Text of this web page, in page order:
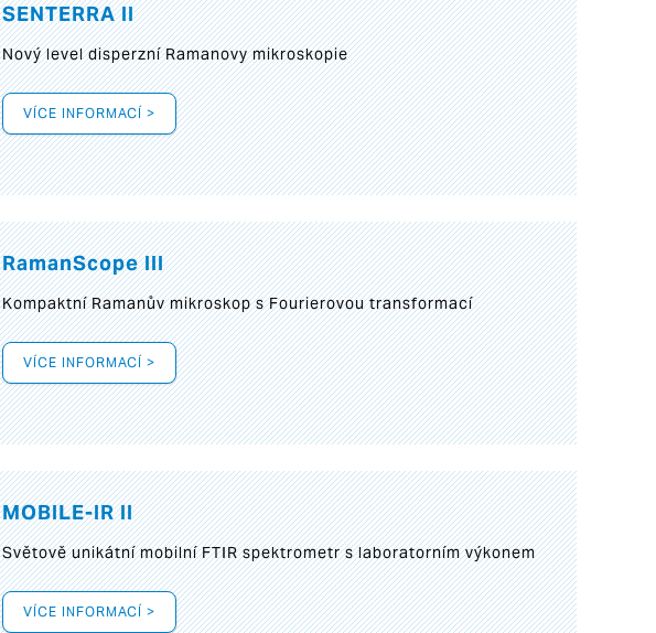
SENTERRA II
Nový level disperzní Ramanovy mikroskopie
VÍCE INFORMACÍ >
RamanScope III
Kompaktní Ramanův mikroskop s Fourierovou transformací
VÍCE INFORMACÍ >
MOBILE-IR II
Světově unikátní mobilní FTIR spektrometr s laboratorním výkonem
VÍCE INFORMACÍ >